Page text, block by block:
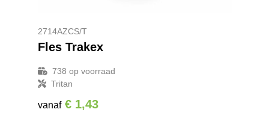
2714AZCS/T
Fles Trakex
738 op voorraad
Tritan
vanaf € 1,43